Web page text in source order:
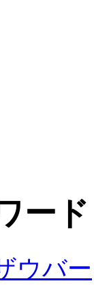
ード
ウバー